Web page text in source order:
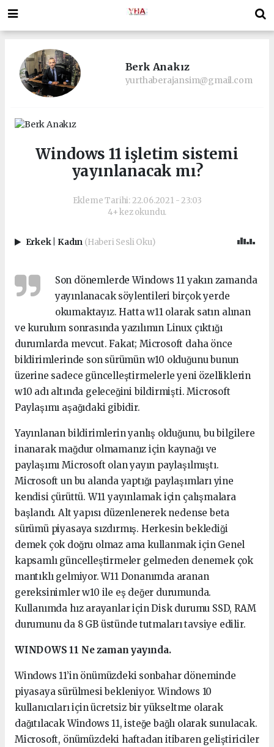
Berk Anakız
yurthaberajansim@gmail.com
Windows 11 işletim sistemi
yayınlanacak mı?
Ekleme Tarihi: 22.06.2021 - 23:03
4+ kez okundu.
Erkek Kadın (Haberi Sesli Oku)
Son dönemlerde Windows 11 yakın zamanda
yayınlanacak söylentileri birçok yerde
okumaktayız. Hatta w11 olarak satın alınan
ve kurulum sonrasında yazılımın Linux çıktığı
durumlarda mevcut. Fakat; Microsoft daha önce
bildirimlerinde son sürümün w10 olduğunu bunun
üzerine sadece güncelleştirmelerle yeni özelliklerin
w10 adı altında geleceğini bildirmişti. Microsoft
Paylaşımı aşağıdaki gibidir.
Yayınlanan bildirimlerin yanlış olduğunu, bu bilgilere
inanarak mağdur olmamanız için kaynağı ve
paylaşımı Microsoft olan yayın paylaşılmıştı.
Microsoft un bu alanda yaptığı paylaşımları yine
kendisi çürüttü. W11 yayınlamak için çalışmalara
başlandı. Alt yapısı düzenlenerek nedense beta
sürümü piyasaya sızdırmış. Herkesin beklediği
demek çok doğru olmaz ama kullanmak için Genel
kapsamlı güncelleştirmeler gelmeden denemek çok
mantıklı gelmiyor. W11 Donanımda aranan
gereksinimler w10 ile eş değer durumunda.
Kullanımda hız arayanlar için Disk durumu SSD, RAM
durumunu da 8 GB üstünde tutmaları tavsiye edilir.
WINDOWS 11 Ne zaman yayında.
Windows 11’in önümüzdeki sonbahar döneminde
piyasaya sürülmesi bekleniyor. Windows 10
kullanıcıları için ücretsiz bir yükseltme olarak
dağıtılacak Windows 11, isteğe bağlı olarak sunulacak.
Microsoft, önümüzdeki haftadan itibaren geliştiriciler